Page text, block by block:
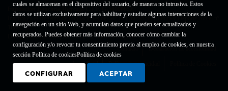
cuales se almacenan en el dispositivo del usuario, de manera no intrusiva. Estos
datos se utilizan exclusivamente para habilitar y estudiar algunas interacciones de la
navegación en un sitio Web, y acumulan datos que pueden ser actualizados y
recuperados. Puedes obtener más información, conocer cómo cambiar la
configuración y/o revocar tu consentimiento previo al empleo de cookies, en nuestra
sección Política de cookiesPolítica de cookies
CONFIGURAR ACEPTAR
Fundación Bancaria Ibercaja C.I.F. G-50000652.
Inscrita en el Registro de Fundaciones del Mº de Educación, Cultura y Deporte con el nº
1689.
Domicilio social: Joaquín Costa, 13. 50001 Zaragoza.
Contacto
Declaración de accesibilidad
Aviso legal Política de privacidad